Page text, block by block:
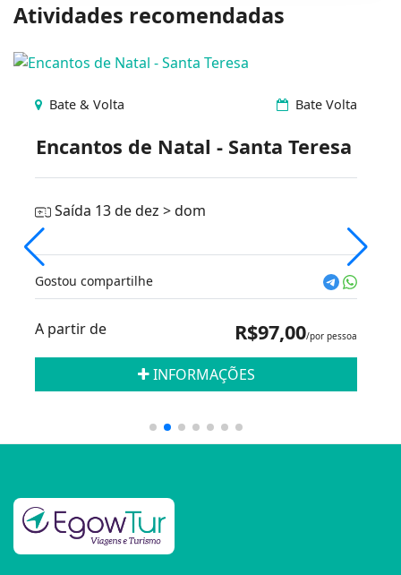
Atividades recomendadas
Bate & Volta Bate Volta
Encantos de Natal - Santa Teresa
Saída 13 de dez > dom
Gostou compartilhe
A partir de R$97,00/por pessoa
INFORMAÇÕES